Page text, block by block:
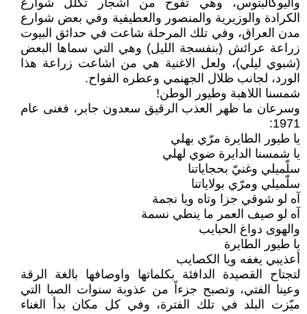
واليوكالبتوس، وهي تفوح من أشجار تكلل شوارع
الكرادة والوزيرية والمنصور والعطيفية وفي بعض شوارع
مدن العراق، وفي تلك المرحلة شاعت في حدائق البيوت
زراعة عرائش (بنفسجة الليل) وهي التي سماها البعض
(شبوي ليلي)، ولعل الاغنية هي من اشاعت زراعة هذا
الورد، لجانب ظلال الجهنمي وعطره الفواح.
شمسنا اللاهبة وطيور الوطن!
وسرعان ما ظهر العذب الرقيق سعدون جابر، فغنى عام
1971:
يا طيور الطايرة مرّي بهلي
يا شمسنا الدايرة ضوي لهلي
سلّميلي وغنيّ بحجاياتنا
سلّميلي ومرّي بولاياتنا
آه لو شوقي جزا وتاه ويا نجمة
آه لو صيف العمر ما ينطي نسمة
والهوى دواغ الحبايب
يا طيور الطايرة
أعذيبي يغفه ويا الكصايب
لتجتاح القصيدة الدافئة بكلماتها واوصافها بالغة الرقة
وعينا الفتي، وتصبح جزءاً من عذوبة سنوات الصبا التي
ميّزت البلد في تلك الفترة، وفي كل مكان بدأ الغناء